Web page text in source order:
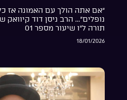
“אם אתה הולך עם האמונה אז
נופלים”… הרב ניסן דוד קיוואק
תורה ל”ו שיעור מספר 01
18/01/2026